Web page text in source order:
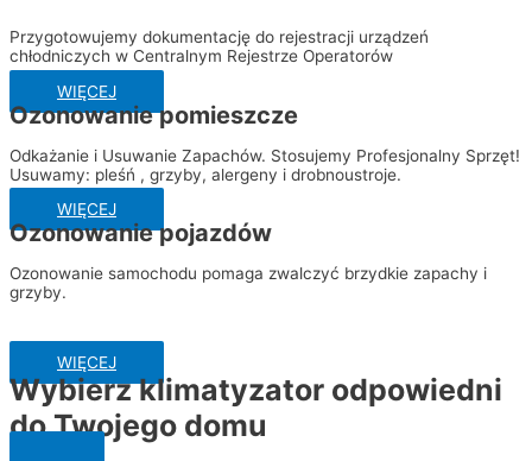
Przygotowujemy dokumentację do rejestracji urządzeń
chłodniczych w Centralnym Rejestrze Operatorów
WIĘCEJ
Ozonowanie pomieszcze
Odkażanie i Usuwanie Zapachów. Stosujemy Profesjonalny Sprzęt!
Usuwamy: pleśń , grzyby, alergeny i drobnoustroje.
WIĘCEJ
Ozonowanie pojazdów
Ozonowanie samochodu pomaga zwalczyć brzydkie zapachy i
grzyby.
WIĘCEJ
Wybierz klimatyzator odpowiedni
do Twojego domu